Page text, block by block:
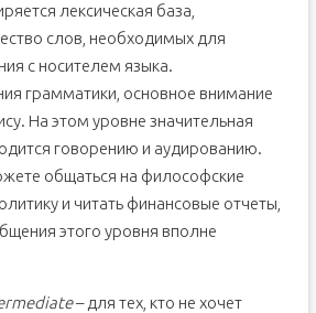
уровня Upper Intermediate
уровне Upper Intermediate
лексическая база,
слов, необходимых для
с носителем языка.
грамматики, основное внимание
На этом уровне значительная
говорению и аудированию.
общаться на философские
и читать финансовые отчеты,
этого уровня вполне
– для тех, кто не хочет